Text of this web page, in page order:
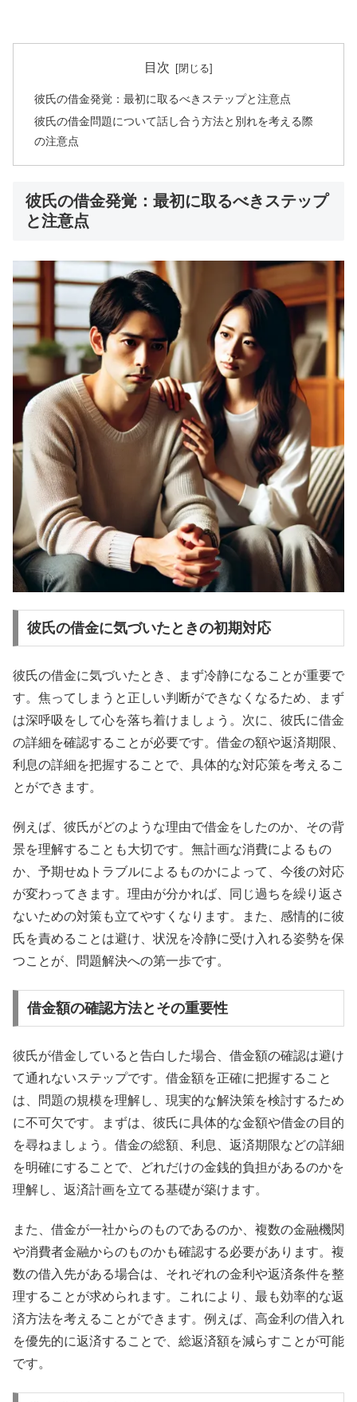
目次
彼氏の借金発覚：最初に取るべきステップと注意点
彼氏の借金問題について話し合う方法と別れを考える際
の注意点
彼氏の借金発覚：最初に取るべきステップ
と注意点
彼氏の借金に気づいたときの初期対応
彼氏の借金に気づいたとき、まず冷静になることが重要で
す。焦ってしまうと正しい判断ができなくなるため、まず
は深呼吸をして心を落ち着けましょう。次に、彼氏に借金
の詳細を確認することが必要です。借金の額や返済期限、
利息の詳細を把握することで、具体的な対応策を考えるこ
とができます。
例えば、彼氏がどのような理由で借金をしたのか、その背
景を理解することも大切です。無計画な消費によるもの
か、予期せぬトラブルによるものかによって、今後の対応
が変わってきます。理由が分かれば、同じ過ちを繰り返さ
ないための対策も立てやすくなります。また、感情的に彼
氏を責めることは避け、状況を冷静に受け入れる姿勢を保
つことが、問題解決への第一歩です。
借金額の確認方法とその重要性
彼氏が借金していると告白した場合、借金額の確認は避け
て通れないステップです。借金額を正確に把握すること
は、問題の規模を理解し、現実的な解決策を検討するため
に不可欠です。まずは、彼氏に具体的な金額や借金の目的
を尋ねましょう。借金の総額、利息、返済期限などの詳細
を明確にすることで、どれだけの金銭的負担があるのかを
理解し、返済計画を立てる基礎が築けます。
また、借金が一社からのものであるのか、複数の金融機関
や消費者金融からのものかも確認する必要があります。複
数の借入先がある場合は、それぞれの金利や返済条件を整
理することが求められます。これにより、最も効率的な返
済方法を考えることができます。例えば、高金利の借入れ
を優先的に返済することで、総返済額を減らすことが可能
です。